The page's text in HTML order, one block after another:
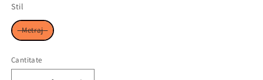
Stil
Metraj
Cantitate